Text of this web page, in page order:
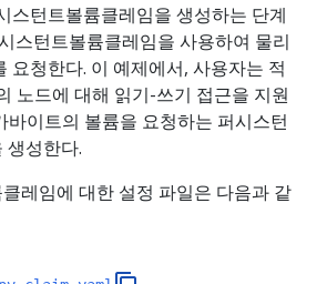
스턴트볼륨클레임을 생성하는 단계
스턴트볼륨클레임을 사용하여 물리
요청한다. 이 예제에서, 사용자는 적
노드에 대해 읽기-쓰기 접근을 지원
바이트의 볼륨을 요청하는 퍼시스턴
생성한다.
레임에 대한 설정 파일은 다음과 같